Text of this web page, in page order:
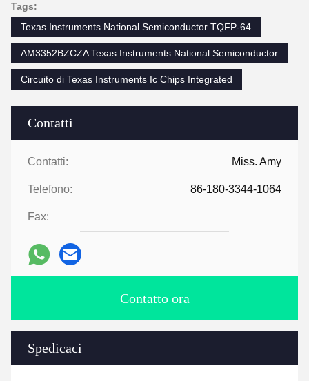
Contatti
Contatti: Miss. Amy
Telefono: 86-180-3344-1064
Fax:
Contatto ora
Spedicaci
Tags:
Texas Instruments National Semiconductor TQFP-64
AM3352BZCZA Texas Instruments National Semiconductor
Circuito di Texas Instruments Ic Chips Integrated